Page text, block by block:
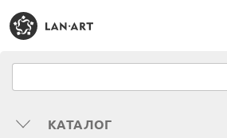
КАТАЛОГ